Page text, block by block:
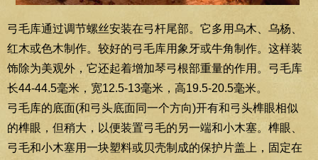
弓毛库通过调节螺丝安装在弓杆尾部。它多用乌木、乌杨、
红木或色木制作。较好的弓毛库用象牙或牛角制作。这样装
饰除为美观外，它还起着增加琴弓根部重量的作用。弓毛库
长44-44.5毫米，宽12.5-13毫米，高19.5-20.5毫米。
弓毛库的底面(和弓头底面同一个方向)开有和弓头榫眼相似
的榫眼，但稍大，以便装置弓毛的另一端和小木塞。榫眼、
弓毛和小木塞用一块塑料或贝壳制成的保护片盖上，固定在